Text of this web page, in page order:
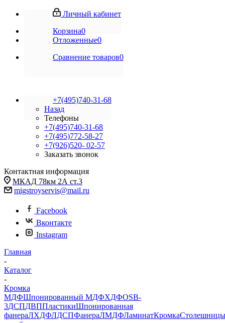
Личный кабинет
Корзина0
Отложенные0
Сравнение товаров0
+7(495)740-31-68
Назад
Телефоны
+7(495)740-31-68
+7(495)772-58-27
+7(926)520- 02-57
Заказать звонок
Контактная информация
МКАД 78км 2А ст.3
migstroyservis@mail.ru
Facebook
Вконтакте
Instagram
Главная
-
Каталог
-
Кромка
МДФШпонированный МДФХДФOSB-
3ДСПДВППластикиШпонированная
фанераЛХДФЛДСПФанераЛМДФЛаминатКромкаСтолешницы